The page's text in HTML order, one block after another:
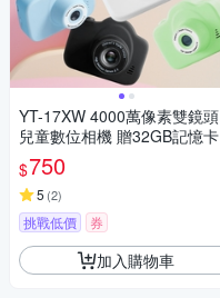
YT-17XW 4000萬像素雙鏡頭
兒童數位相機 贈32GB記憶卡
$750
5 (2)
挑戰低價 券
加入購物車